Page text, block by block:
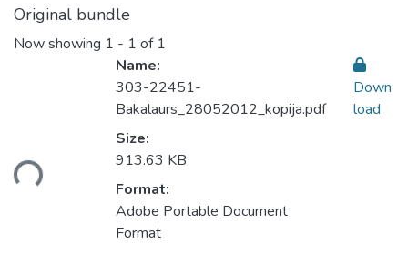
Original bundle
Now showing 1 - 1 of 1
Loading...
Name:
303-22451-
Bakalaurs_28052012_kopija.pdf
Size:
913.63 KB
Format:
Adobe Portable Document
Format
Down
load